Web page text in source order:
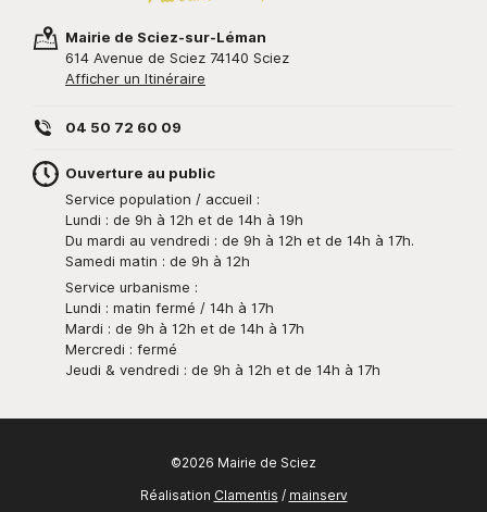
Mairie de Sciez-sur-Léman
614 Avenue de Sciez 74140 Sciez
Afficher un Itinéraire
04 50 72 60 09
Ouverture au public
Service population / accueil :
Lundi : de 9h à 12h et de 14h à 19h
Du mardi au vendredi : de 9h à 12h et de 14h à 17h.
Samedi matin : de 9h à 12h
Service urbanisme :
Lundi : matin fermé / 14h à 17h
Mardi : de 9h à 12h et de 14h à 17h
Mercredi : fermé
Jeudi & vendredi : de 9h à 12h et de 14h à 17h
©2026 Mairie de Sciez
Réalisation Clamentis / mainserv